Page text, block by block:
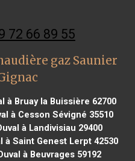
72 66 89 55
gaz Saunier
à Bruay la Buissière 62700
à Cesson Sévigné 35510
à Landivisiau 29400
Saint Genest Lerpt 42530
à Beuvrages 59192